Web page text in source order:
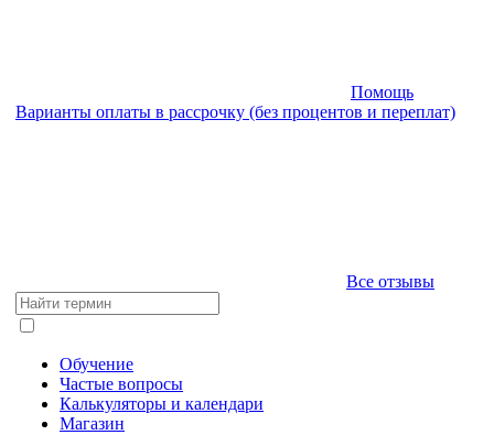
Помощь
Варианты оплаты в рассрочку (без процентов и переплат)
Все отзывы
Обучение
Частые вопросы
Калькуляторы и календари
Магазин